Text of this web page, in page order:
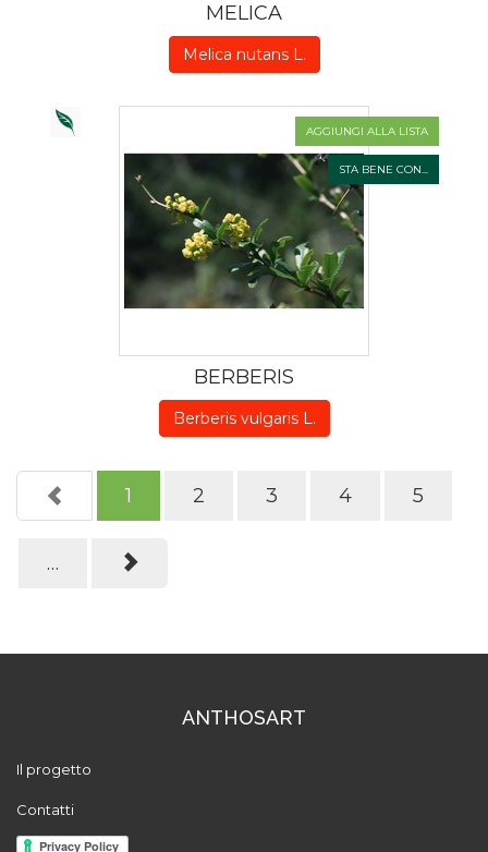
MELICA
Melica nutans L.
AGGIUNGI ALLA LISTA
STA BENE CON...
BERBERIS
Berberis vulgaris L.
1 2 3 4 5
…
ANTHOSART
Il progetto
Contatti